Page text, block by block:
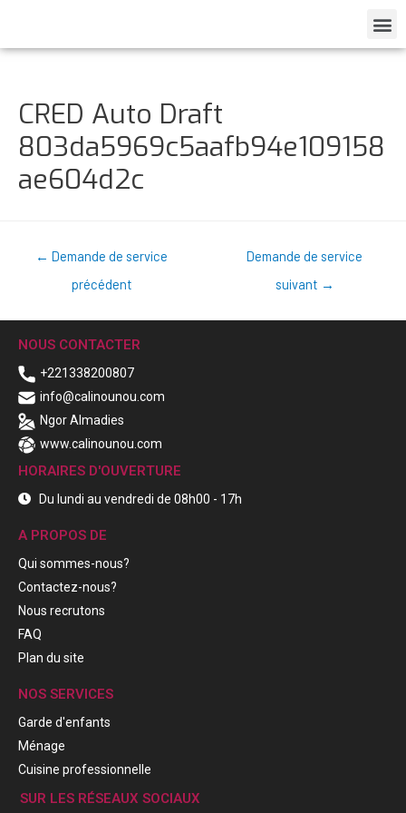
CRED Auto Draft
803da5969c5aafb94e109158
ae604d2c
← Demande de service
précédent
Demande de service
suivant →
NOUS CONTACTER
+221338200807
info@calinounou.com
Ngor Almadies
www.calinounou.com
HORAIRES D'OUVERTURE
Du lundi au vendredi de 08h00 - 17h
A PROPOS DE
Qui sommes-nous?
Contactez-nous?
Nous recrutons
FAQ
Plan du site
NOS SERVICES
Garde d'enfants
Ménage
Cuisine professionnelle
SUR LES RÉSEAUX SOCIAUX